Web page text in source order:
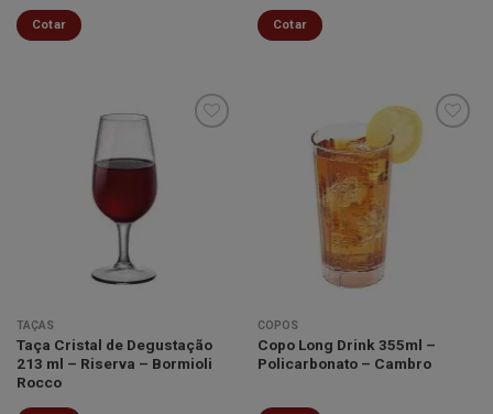
Cotar Cotar
TAÇAS
Taça Cristal de Degustação
213 ml – Riserva – Bormioli
Rocco
COPOS
Copo Long Drink 355ml –
Policarbonato – Cambro